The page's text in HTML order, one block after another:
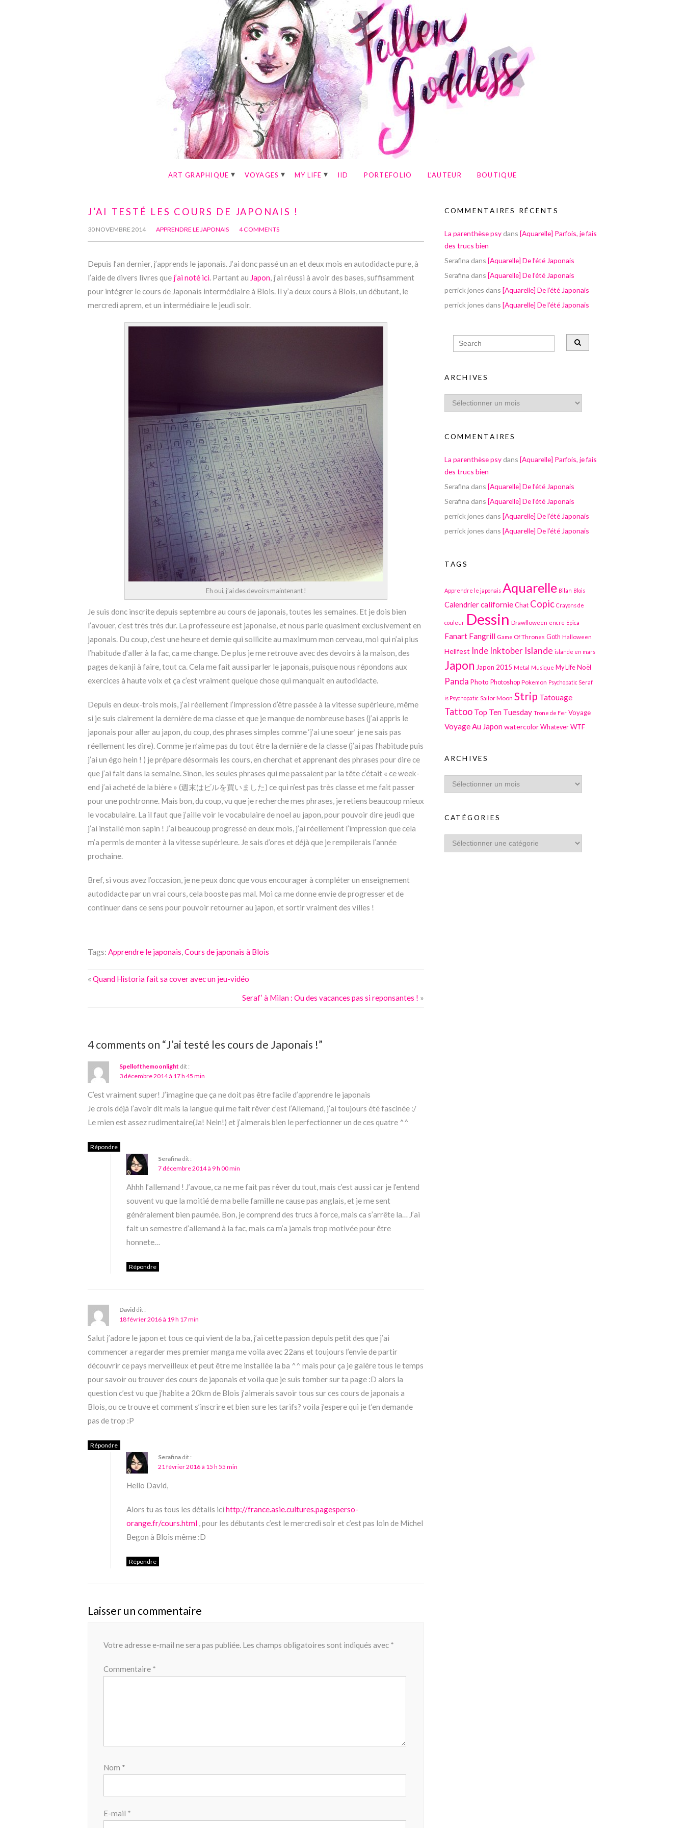
ART GRAPHIQUE VOYAGES MY LIFE IID PORTEFOLIO L’AUTEUR BOUTIQUE
J’AI TESTÉ LES COURS DE JAPONAIS !
30 NOVEMBRE 2014 APPRENDRE LE JAPONAIS 4 COMMENTS
Depuis l’an dernier, j’apprends le japonais. J’ai donc passé un an et deux mois en autodidacte pure, à
l’aide de divers livres que j’ai noté ici. Partant au Japon, j’ai réussi à avoir des bases, suffisamment
pour intégrer le cours de Japonais intermédiaire à Blois. Il y’a deux cours à Blois, un débutant, le
mercredi aprem, et un intermédiaire le jeudi soir.
Eh oui, j’ai des devoirs maintenant !
Je suis donc inscrite depuis septembre au cours de japonais, toutes les semaines. Et je dois bien
l’avouer, c’est très très dur. La professeure est japonaise, et nous parle quasiment exclusivement en
japonais. Du coup, c’est une heure et demie qui sollicite au maximum mon cerveau, moi qui n’ai plus
l’habitude d’aller à la fac, ca me change. De plus je me retrouve avec des devoirs à la maison, des
pages de kanji à faire, tout ca. Cela me fait aussi parler le japonais, puisque nous répondons aux
exercices à haute voix et ça c’est vraiment quelque chose qui manquait en autodidacte.
Depuis en deux-trois mois, j’ai réellement l’impression d’être passée à la vitesse supérieure, même
si je suis clairement la dernière de ma classe et que je manque de nombreuse bases (j’ai appris le
japonais pour aller au japon, du coup, des phrases simples comme ‘j’ai une soeur’ je ne sais pas
réellement les dire). Comme je n’aime pas du tout être la dernière de la classe (j’ai pas l’habitude puis
j’ai un égo hein ! ) je prépare désormais les cours, en cherchat et apprenant des phrases pour dire ce
que j’ai fait dans la semaine. Sinon, les seules phrases qui me passaient par la tête c’était « ce week-
end j’ai acheté de la bière » (週末はビルを買いました) ce qui n’est pas très classe et me fait passer
pour une pochtronne. Mais bon, du coup, vu que je recherche mes phrases, je retiens beaucoup mieux
le vocabulaire. La il faut que j’aille voir le vocabulaire de noel au japon, pour pouvoir dire jeudi que
j’ai installé mon sapin ! J’ai beaucoup progressé en deux mois, j’ai réellement l’impression que cela
m’a permis de monter à la vitesse supérieure. Je sais d’ores et déjà que je rempilerais l’année
prochaine.
Bref, si vous avez l’occasion, je ne peux donc que vous encourager à compléter un enseignement
autodidacte par un vrai cours, cela booste pas mal. Moi ca me donne envie de progresser et de
continuer dans ce sens pour pouvoir retourner au japon, et sortir vraiment des villes !
Tags: Apprendre le japonais,Cours de japonais à Blois
« Quand Historia fait sa cover avec un jeu-vidéo
Seraf’ à Milan : Ou des vacances pas si reponsantes ! »
4 comments on “J’ai testé les cours de Japonais !”
Spellofthemoonlight dit :
3 décembre 2014 à 17 h 45 min
C’est vraiment super! J’imagine que ça ne doit pas être facile d’apprendre le japonais
Je crois déjà l’avoir dit mais la langue qui me fait rêver c’est l’Allemand, j’ai toujours été fascinée :/
Le mien est assez rudimentaire(Ja! Nein!) et j’aimerais bien le perfectionner un de ces quatre ^^
Répondre
Serafina dit :
7 décembre 2014 à 9 h 00 min
Ahhh l’allemand ! J’avoue, ca ne me fait pas rêver du tout, mais c’est aussi car je l’entend
souvent vu que la moitié de ma belle famille ne cause pas anglais, et je me sent
généralement bien paumée. Bon, je comprend des trucs à force, mais ca s’arrête la… J’ai
fait un semestre d’allemand à la fac, mais ca m’a jamais trop motivée pour être
honnete…
Répondre
David dit :
18 février 2016 à 19 h 17 min
Salut j’adore le japon et tous ce qui vient de la ba, j’ai cette passion depuis petit des que j’ai
commencer a regarder mes premier manga me voila avec 22ans et toujours l’envie de partir
découvrir ce pays merveilleux et peut être me installée la ba ^^ mais pour ça je galère tous le temps
pour savoir ou trouver des cours de japonais et voila que je suis tomber sur ta page :D alors la
question c’est vu que j’habite a 20km de Blois j’aimerais savoir tous sur ces cours de japonais a
Blois, ou ce trouve et comment s’inscrire et bien sure les tarifs? voila j’espere qui je t’en demande
pas de trop :P
Répondre
Serafina dit :
21 février 2016 à 15 h 55 min
Hello David,
Alors tu as tous les détails ici http://france.asie.cultures.pagesperso-
orange.fr/cours.html , pour les débutants c’est le mercredi soir et c’est pas loin de Michel
Begon à Blois même :D
Répondre
Laisser un commentaire
Votre adresse e-mail ne sera pas publiée. Les champs obligatoires sont indiqués avec *
Commentaire *
Nom *
E-mail *
COMMENTAIRES RÉCENTS
La parenthèse psy dans [Aquarelle] Parfois, je fais
des trucs bien
Serafina dans [Aquarelle] De l’été Japonais
Serafina dans [Aquarelle] De l’été Japonais
perrick jones dans [Aquarelle] De l’été Japonais
perrick jones dans [Aquarelle] De l’été Japonais
ARCHIVES
COMMENTAIRES
La parenthèse psy dans [Aquarelle] Parfois, je fais
des trucs bien
Serafina dans [Aquarelle] De l’été Japonais
Serafina dans [Aquarelle] De l’été Japonais
perrick jones dans [Aquarelle] De l’été Japonais
perrick jones dans [Aquarelle] De l’été Japonais
TAGS
Apprendre le japonais Aquarelle Bilan Blois
Calendriercalifornie Chat Copic Crayons de
couleur Dessin Drawlloween encre Epica
Fanart Fangrill Game Of Thrones Goth Halloween
Hellfest Inde Inktober Islande islande en mars
Japon Japon 2015 Metal Musique My Life Noël
Panda Photo Photoshop Pokemon Psychopatic Seraf
is Psychopatic Sailor Moon Strip Tatouage
Tattoo Top Ten Tuesday Trone de Fer Voyage
Voyage Au Japonwatercolor Whatever WTF
ARCHIVES
CATÉGORIES